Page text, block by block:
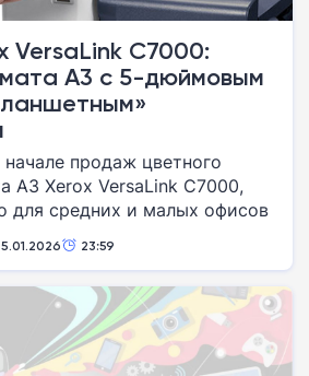
VersaLink C7000:
А3 с 5-дюймовым
продаж цветного
A3 Xerox VersaLink C7000,
для средних и малых офисов
5.01.2026 23:59